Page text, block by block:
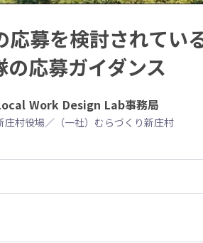
募を検討されてい
応募ガイダンス
Work Design Lab事務局
庄村役場／（一社）むらづくり新庄村